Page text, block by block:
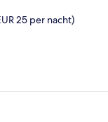
25 per nacht)